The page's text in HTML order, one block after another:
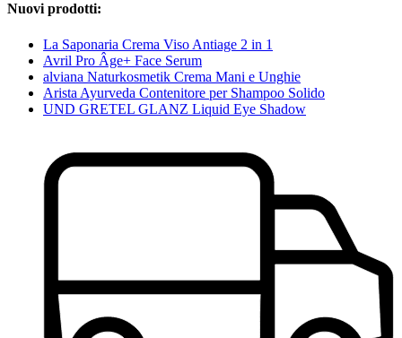
Nuovi prodotti:
La Saponaria Crema Viso Antiage 2 in 1
Avril Pro Âge+ Face Serum
alviana Naturkosmetik Crema Mani e Unghie
Arista Ayurveda Contenitore per Shampoo Solido
UND GRETEL GLANZ Liquid Eye Shadow